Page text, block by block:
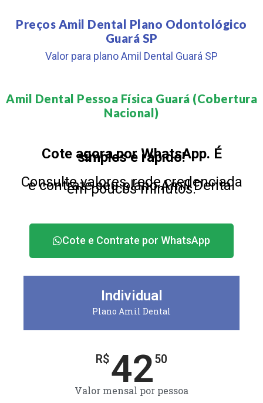
Preços Amil Dental Plano Odontológico
Guará SP
Valor para plano Amil Dental Guará SP
Amil Dental Pessoa Física Guará (Cobertura
Nacional)​
Cote agora por WhatsApp. É
simples e rápido!
Consulte valores, rede credenciada
e contrate seu plano Amil Dental
em poucos minutos.
Cote e Contrate por WhatsApp
Individual
Plano Amil Dental
R$4250
Valor mensal por pessoa